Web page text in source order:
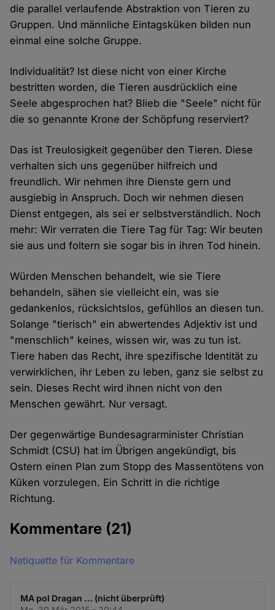
die parallel verlaufende Abstraktion von Tieren zu
Gruppen. Und männliche Eintagsküken bilden nun
einmal eine solche Gruppe.
Individualität? Ist diese nicht von einer Kirche
bestritten worden, die Tieren ausdrücklich eine
Seele abgesprochen hat? Blieb die "Seele" nicht für
die so genannte Krone der Schöpfung reserviert?
Das ist Treulosigkeit gegenüber den Tieren. Diese
verhalten sich uns gegenüber hilfreich und
freundlich. Wir nehmen ihre Dienste gern und
ausgiebig in Anspruch. Doch wir nehmen diesen
Dienst entgegen, als sei er selbstverständlich. Noch
mehr: Wir verraten die Tiere Tag für Tag: Wir beuten
sie aus und foltern sie sogar bis in ihren Tod hinein.
Würden Menschen behandelt, wie sie Tiere
behandeln, sähen sie vielleicht ein, was sie
gedankenlos, rücksichtslos, gefühllos an diesen tun.
Solange "tierisch" ein abwertendes Adjektiv ist und
"menschlich" keines, wissen wir, was zu tun ist.
Tiere haben das Recht, ihre spezifische Identität zu
verwirklichen, ihr Leben zu leben, ganz sie selbst zu
sein. Dieses Recht wird ihnen nicht von den
Menschen gewährt. Nur versagt.
Der gegenwärtige Bundesagrarminister Christian
Schmidt (CSU) hat im Übrigen angekündigt, bis
Ostern einen Plan zum Stopp des Massentötens von
Küken vorzulegen. Ein Schritt in die richtige
Richtung.
Kommentare (21)
Netiquette für Kommentare
MA pol Dragan … (nicht überprüft)